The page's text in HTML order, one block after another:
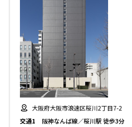
大阪府大阪市浪速区桜川2丁目7-2
交通1
阪神なんば線／桜川駅 徒歩3分